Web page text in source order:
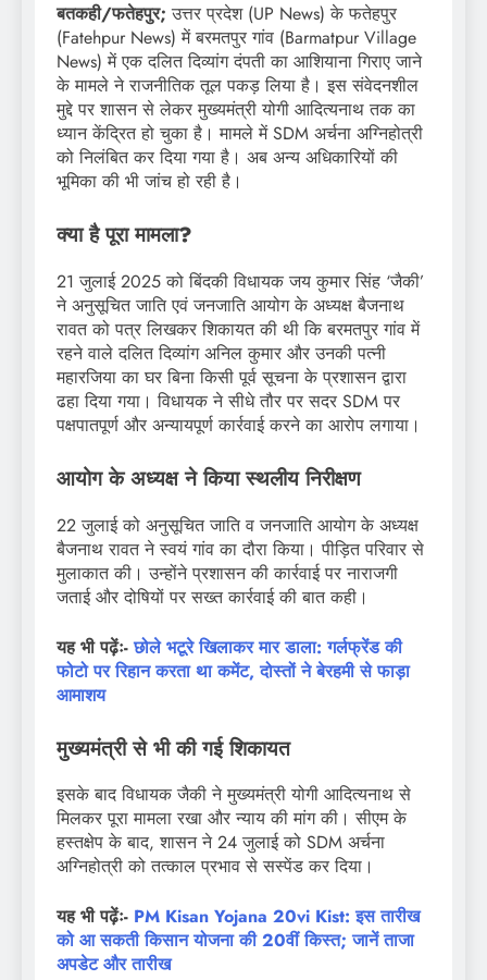
बतकही/फतेहपुर; उत्तर प्रदेश (UP News) के फतेहपुर
(Fatehpur News) में बरमतपुर गांव (Barmatpur Village
News) में एक दलित दिव्यांग दंपती का आशियाना गिराए जाने
के मामले ने राजनीतिक तूल पकड़ लिया है। इस संवेदनशील
मुद्दे पर शासन से लेकर मुख्यमंत्री योगी आदित्यनाथ तक का
ध्यान केंद्रित हो चुका है। मामले में SDM अर्चना अग्निहोत्री
को निलंबित कर दिया गया है। अब अन्य अधिकारियों की
भूमिका की भी जांच हो रही है।
क्या है पूरा मामला?
21 जुलाई 2025 को बिंदकी विधायक जय कुमार सिंह ‘जैकी’
ने अनुसूचित जाति एवं जनजाति आयोग के अध्यक्ष बैजनाथ
रावत को पत्र लिखकर शिकायत की थी कि बरमतपुर गांव में
रहने वाले दलित दिव्यांग अनिल कुमार और उनकी पत्नी
महारजिया का घर बिना किसी पूर्व सूचना के प्रशासन द्वारा
ढहा दिया गया। विधायक ने सीधे तौर पर सदर SDM पर
पक्षपातपूर्ण और अन्यायपूर्ण कार्रवाई करने का आरोप लगाया।
आयोग के अध्यक्ष ने किया स्थलीय निरीक्षण
22 जुलाई को अनुसूचित जाति व जनजाति आयोग के अध्यक्ष
बैजनाथ रावत ने स्वयं गांव का दौरा किया। पीड़ित परिवार से
मुलाकात की। उन्होंने प्रशासन की कार्रवाई पर नाराजगी
जताई और दोषियों पर सख्त कार्रवाई की बात कही।
यह भी पढ़ेंः-छोले भटूरे खिलाकर मार डाला: गर्लफ्रेंड की
फोटो पर रिहान करता था कमेंट, दोस्तों ने बेरहमी से फाड़ा
आमाशय
मुख्यमंत्री से भी की गई शिकायत
इसके बाद विधायक जैकी ने मुख्यमंत्री योगी आदित्यनाथ से
मिलकर पूरा मामला रखा और न्याय की मांग की। सीएम के
हस्तक्षेप के बाद, शासन ने 24 जुलाई को SDM अर्चना
अग्निहोत्री को तत्काल प्रभाव से सस्पेंड कर दिया।
यह भी पढ़ेंः- PM Kisan Yojana 20vi Kist: इस तारीख
को आ सकती किसान योजना की 20वीं किस्त; जानें ताजा
अपडेट और तारीख